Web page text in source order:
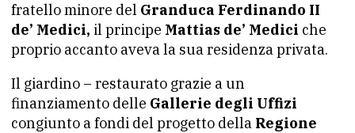
fratello minore del Granduca Ferdinando II
de’ Medici, il principe Mattias de’ Medici che
proprio accanto aveva la sua residenza privata.
Il giardino – restaurato grazie a un
finanziamento delle Gallerie degli Uffizi
congiunto a fondi del progetto della Regione